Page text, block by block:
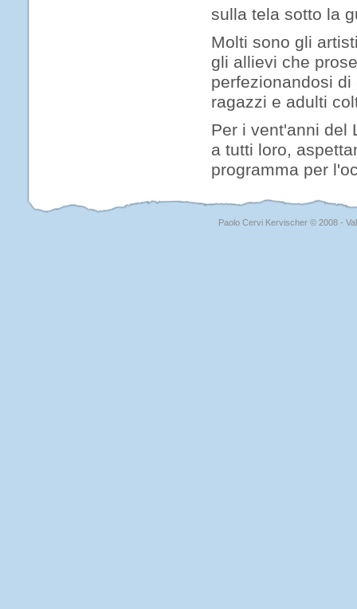
sulla tela sotto la
Molti sono gli
gli allievi che
perfezionandosi
ragazzi e adulti
Per i vent'anni del
a tutti loro,
programma per
Paolo Cervi Kervischer © 2008 -